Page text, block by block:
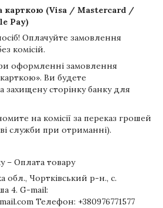
карткою (Visa / Mastercard /
Pay)
Оплачуйте замовлення
комісій.
оформленні замовлення
Ви будете
захищену сторінку банку для
на комісії за переказ грошей
служби при отриманні).
– Оплата товару
обл., Чортківський р-н., с.
4. G-mail:
Телефон: +380976771577